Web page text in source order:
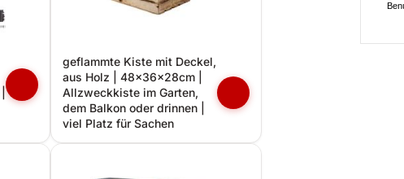
geflammte Kiste mit Deckel,
aus Holz | 48x36x28cm |
Allzweckkiste im Garten,
dem Balkon oder drinnen |
viel Platz für Sachen